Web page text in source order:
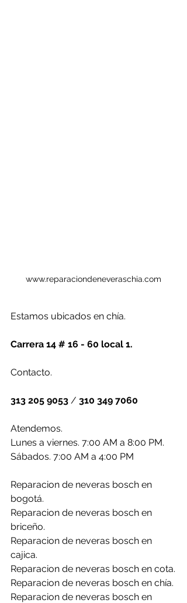
www.reparaciondeneveraschia.com
Estamos ubicados en chía.
Carrera 14 # 16 - 60 local 1.
Contacto.
313 205 9053 / 310 349 7060
Atendemos.
Lunes a viernes. 7:00 AM a 8:00 PM.
Sábados. 7:00 AM a 4:00 PM
Reparacion de neveras bosch en
bogotá.
Reparacion de neveras bosch en
briceño.
Reparacion de neveras bosch en
cajica.
Reparacion de neveras bosch en cota.
Reparacion de neveras bosch en chía.
Reparacion de neveras bosch en